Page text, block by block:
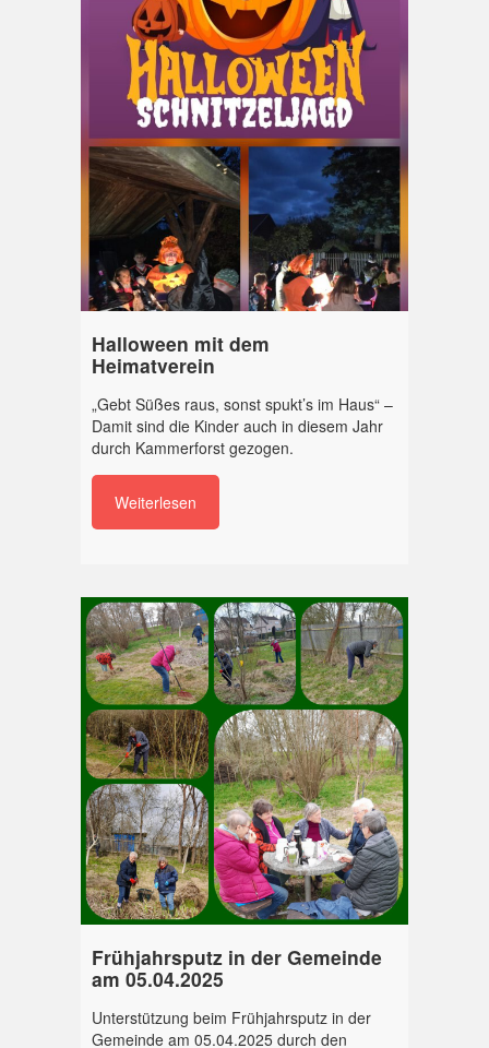
Halloween mit dem
Heimatverein
„Gebt Süßes raus, sonst spukt’s im Haus“ –
Damit sind die Kinder auch in diesem Jahr
durch Kammerforst gezogen.
Weiterlesen
Frühjahrsputz in der Gemeinde
am 05.04.2025
Unterstützung beim Frühjahrsputz in der
Gemeinde am 05.04.2025 durch den